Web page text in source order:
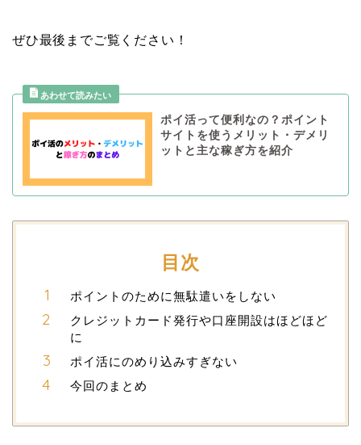
ぜひ最後までご覧ください！
ポイ活って便利なの？ポイント
サイトを使うメリット・デメリ
ットと主な稼ぎ方を紹介
目次
ポイントのために無駄遣いをしない
クレジットカード発行や口座開設はほどほど
に
ポイ活にのめり込みすぎない
今回のまとめ